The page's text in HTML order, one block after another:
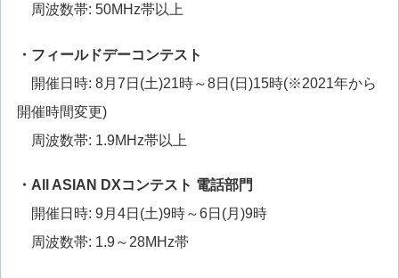
周波数帯: 50MHz帯以上
・フィールドデーコンテスト
開催日時: 8月7日(土)21時～8日(日)15時(※2021年から
開催時間変更)
周波数帯: 1.9MHz帯以上
・All ASIAN DXコンテスト 電話部門
開催日時: 9月4日(土)9時～6日(月)9時
周波数帯: 1.9～28MHz帯